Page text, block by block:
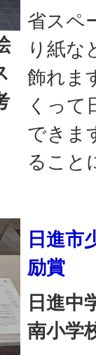
省スペ
り紙な
飾れま
くって
できま
ること
日進市
励賞
日進中
南小学